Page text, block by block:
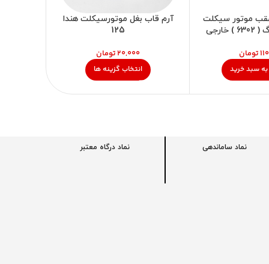
موتور سیکلت
تومان
سبد خرید
آرم قاب بغل موتورسیکلت هندا
125
تومان
انتخاب گزینه ها
نماد ساماندهی نماد درگاه معتبر